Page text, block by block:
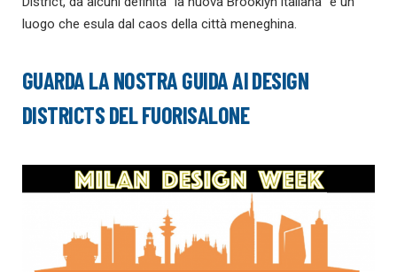
luogo che esula dal caos della città meneghina.
GUARDA LA NOSTRA GUIDA AI DESIGN
DISTRICTS DEL FUORISALONE